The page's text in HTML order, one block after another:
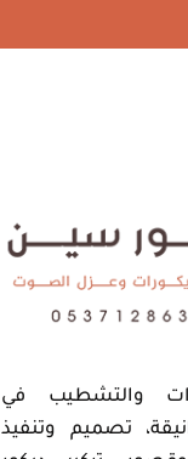
والتشطيب في
تصميم وتنفيذ